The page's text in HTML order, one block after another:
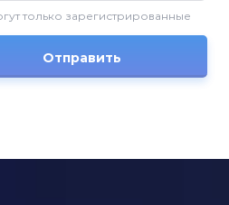
только зарегистрированные
Отправить